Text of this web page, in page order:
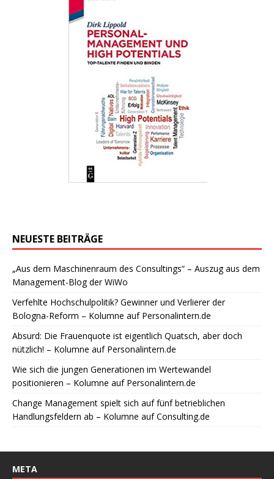
NEUESTE BEITRÄGE
„Aus dem Maschinenraum des Consultings“ – Auszug aus dem
Management-Blog der WiWo
Verfehlte Hochschulpolitik? Gewinner und Verlierer der
Bologna-Reform – Kolumne auf Personalintern.de
Absurd: Die Frauenquote ist eigentlich Quatsch, aber doch
nützlich! – Kolumne auf Personalintern.de
Wie sich die jungen Generationen im Wertewandel
positionieren – Kolumne auf Personalintern.de
Change Management spielt sich auf fünf betrieblichen
Handlungsfeldern ab – Kolumne auf Consulting.de
META